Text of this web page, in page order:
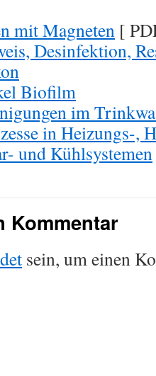
mit Magneten [
Desinfektion,
Biofilm
im
in Heizungs-,
und Kühlsystemen
Kommentar
sein, um einen